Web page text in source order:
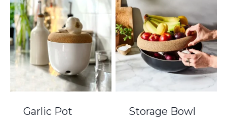
Garlic Pot Storage Bowl